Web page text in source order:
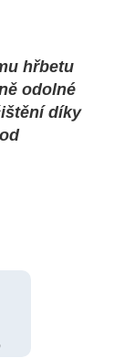
hřbetu
odolné
díky